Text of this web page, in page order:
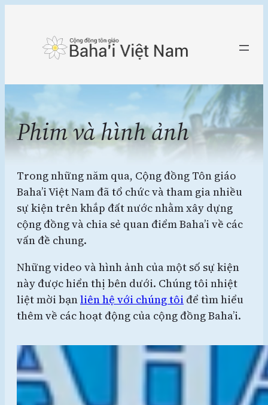
Phim và hình ảnh
Trong những năm qua, Cộng đồng Tôn giáo
Baha’i Việt Nam đã tổ chức và tham gia nhiều
sự kiện trên khắp đất nước nhằm xây dựng
cộng đồng và chia sẻ quan điểm Baha’i về các
vấn đề chung.
Những video và hình ảnh của một số sự kiện
này được hiển thị bên dưới. Chúng tôi nhiệt
liệt mời bạnliên hệ với chúng tôi để tìm hiểu
thêm về các hoạt động của cộng đồng Baha’i.